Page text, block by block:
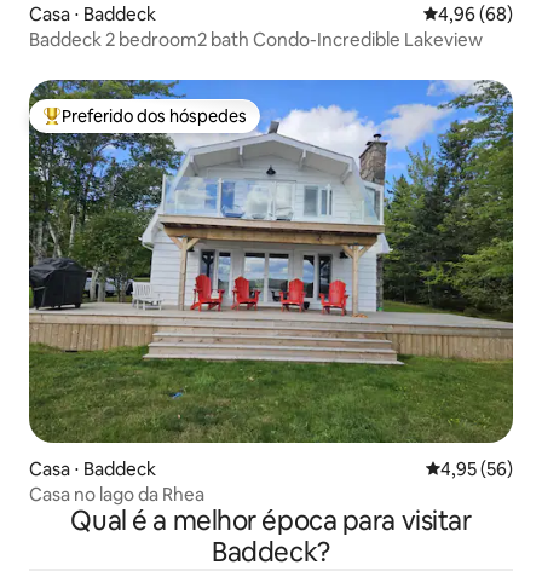
Casa ⋅ Baddeck 4,96 de uma
4,96 (68)
Baddeck 2 bedroom2 bath Condo-Incredible Lakeview
Entre os melhores preferidos dos hóspedes
Preferido dos hóspedes
Casa ⋅ Baddeck 4,95 de uma
4,95 (56)
Casa no lago da Rhea
Qual é a melhor época para visitar
Baddeck?